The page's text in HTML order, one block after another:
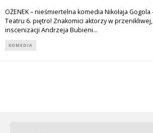
OŻENEK – nieśmiertelna komedia Nikołaja
Teatru 6. piętro! Znakomici aktorzy w
inscenizacji Andrzeja Bubieni...
KOMEDIA